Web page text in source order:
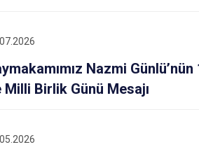
Muratlı
Nazmi
Milli Birlik Günü Mesajı